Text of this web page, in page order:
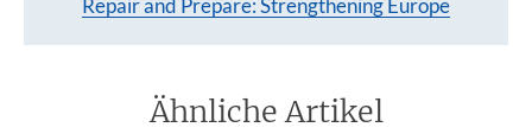
Repair and Prepare: Strengthening Europe
Ähnliche Artikel